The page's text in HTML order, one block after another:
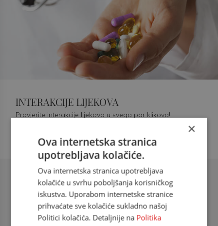
Šećerna bolest tip 2 = kardiovaskularna
doc. dr. sc. Višnja Kokić Maleš,
dr.med., specijalististica
INTERAKCIJE LIJEKOVA
Provjerite interakcije lijekova u svega par klikova!
×
Ova internetska stranica
upotrebljava kolačiće.
Ova internetska stranica upotrebljava
kolačiće u svrhu poboljšanja korisničkog
iskustva. Uporabom internetske stranice
prihvaćate sve kolačiće sukladno našoj
Politici kolačića. Detaljnije na Politika